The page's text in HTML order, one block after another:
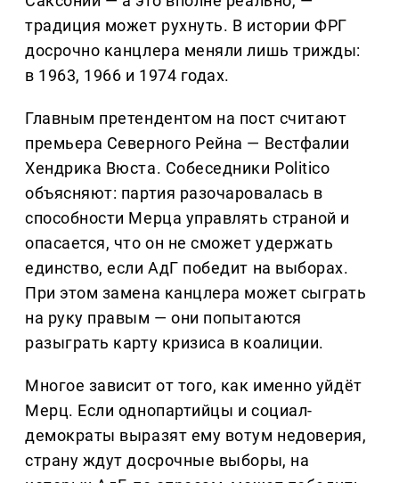
традиция может рухнуть. В истории ФРГ
досрочно канцлера меняли лишь трижды:
в 1963, 1966 и 1974 годах.
Главным претендентом на пост считают
премьера Северного Рейна — Вестфалии
Хендрика Вюста. Собеседники Politico
объясняют: партия разочаровалась в
способности Мерца управлять страной и
опасается, что он не сможет удержать
единство, если АдГ победит на выборах.
При этом замена канцлера может сыграть
на руку правым — они попытаются
разыграть карту кризиса в коалиции.
Многое зависит от того, как именно уйдёт
Мерц. Если однопартийцы и социал-
демократы выразят ему вотум недоверия,
страну ждут досрочные выборы, на